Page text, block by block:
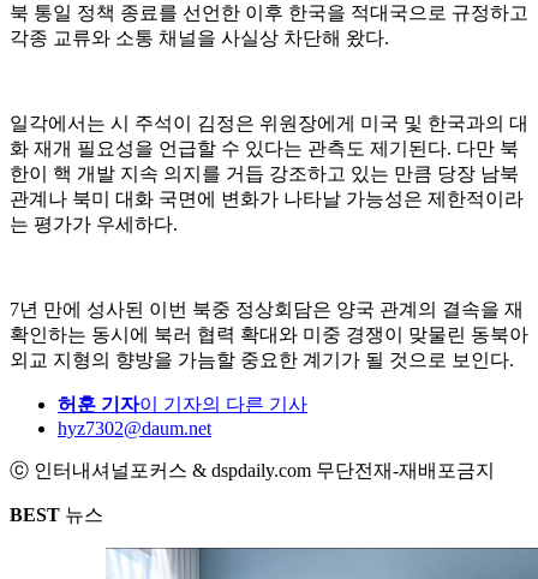
북 통일 정책 종료를 선언한 이후 한국을 적대국으로 규정하고
각종 교류와 소통 채널을 사실상 차단해 왔다.
일각에서는 시 주석이 김정은 위원장에게 미국 및 한국과의 대
화 재개 필요성을 언급할 수 있다는 관측도 제기된다. 다만 북
한이 핵 개발 지속 의지를 거듭 강조하고 있는 만큼 당장 남북
관계나 북미 대화 국면에 변화가 나타날 가능성은 제한적이라
는 평가가 우세하다.
7년 만에 성사된 이번 북중 정상회담은 양국 관계의 결속을 재
확인하는 동시에 북러 협력 확대와 미중 경쟁이 맞물린 동북아
외교 지형의 향방을 가늠할 중요한 계기가 될 것으로 보인다.
허훈 기자이 기자의 다른 기사
hyz7302@daum.net
ⓒ 인터내셔널포커스 & dspdaily.com 무단전재-재배포금지
BEST 뉴스